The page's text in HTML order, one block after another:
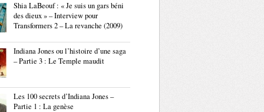
Shia LaBeouf : « Je suis un gars béni
des dieux » – Interview pour
Transformers 2 – La revanche (2009)
Indiana Jones ou l’histoire d’une saga
– Partie 3 : Le Temple maudit
Les 100 secrets d’Indiana Jones –
Partie 1 : La genèse